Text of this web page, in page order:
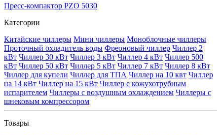
Пресс-компактор PZO 5030
Категории
Китайские чиллеры Мини чиллеры Моноблочные чиллеры
Проточный охладитель воды Фреоновый чиллер Чиллер 2
кВт Чиллер 30 кВт Чиллер 3 кВт Чиллер 4 кВт Чиллер 500
кВт Чиллер 50 кВт Чиллер 5 кВт Чиллер 7 кВт Чиллер 8 кВт
Чиллер для купели Чиллер для ТПА Чиллер на 10 квт Чиллер
на 14 кВт Чиллер на 15 кВт Чиллер с кожухотрубным
испарителем Чиллеры с воздушным охлаждением Чиллеры с
шнековым компрессором
Товары